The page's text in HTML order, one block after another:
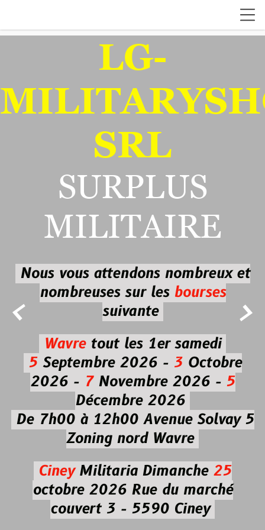
 
LG-
SRL
SURPLUS
MILITAIRE
Nous vous attendons nombreux et
nombreuses sur les bourses
suivante
Wavretout les 1er samedi
5Septembre 2026 - 3Octobre
2026 -7Novembre 2026 - 5
Décembre 2026
De 7h00 à 12h00 Avenue Solvay 5
Zoning nord Wavre
CineyMilitaria Dimanche 25
octobre 2026Rue du marché
couvert 3 - 5590 Ciney